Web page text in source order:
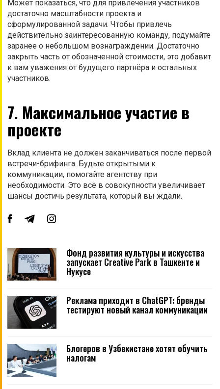
Может показаться, что для привлечения участников
достаточно масштабности проекта и
сформулированной задачи. Чтобы привлечь
действительно заинтересованную команду, подумайте
заранее о небольшом вознаграждении. Достаточно
закрыть часть от обозначенной стоимости, это добавит
к вам уважения от будущего партнёра и остальных
участников.
7. Максимальное участие в
проекте
Вклад клиента не должен заканчиваться после первой
встречи-брифинга. Будьте открытыми к
коммуникации, помогайте агентству при
необходимости. Это всё в совокупности увеличивает
шансы достичь результата, который вы ждали.
Фонд развития культуры и искусства
запускает Creative Park в Ташкенте и
Нукусе
Реклама приходит в ChatGPT: бренды
тестируют новый канал коммуникации
Блогеров в Узбекистане хотят обучить
налогам